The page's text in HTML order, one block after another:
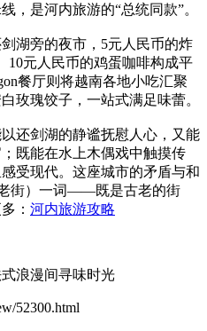
，是河内旅游的“总统同款”。
湖旁的夜市，5元人民币的炸
10元人民币的鸡蛋咖啡构成平
餐厅则将越南各地小吃汇聚
玫瑰饺子，一站式满足味蕾。
还剑湖的静谧抚慰人心，又能
既能在水上木偶戏中触摸传
受现代。这座城市的矛盾与和
老街）一词——既是古老的街
： 河内旅游攻略
浪漫间寻味时光
52300.html